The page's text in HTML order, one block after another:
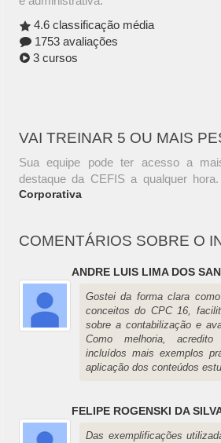
4.6 classificação média
1753 avaliações
3 cursos
VAI TREINAR 5 OU MAIS
Sua equipe pode ter acesso a
destaque da CEFIS a qualquer hora.
Corporativa
COMENTÁRIOS SOBRE O
ANDRE LUIS LIMA DOS
Gostei da forma clara
conceitos do CPC 16,
sobre a contabilização e
Como melhoria,
incluídos mais exemplos
aplicação dos conteúdos
FELIPE ROGENSKI DA
Das exemplificações